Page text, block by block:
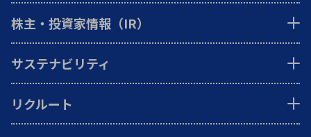
株主・投資家情報（IR）
サステナビリティ
リクルート